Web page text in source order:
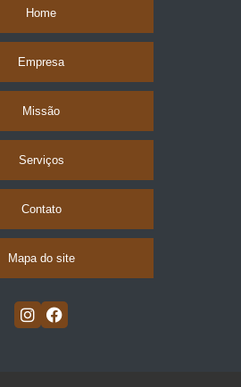
Home
Empresa
Missão
Serviços
Contato
Mapa do site